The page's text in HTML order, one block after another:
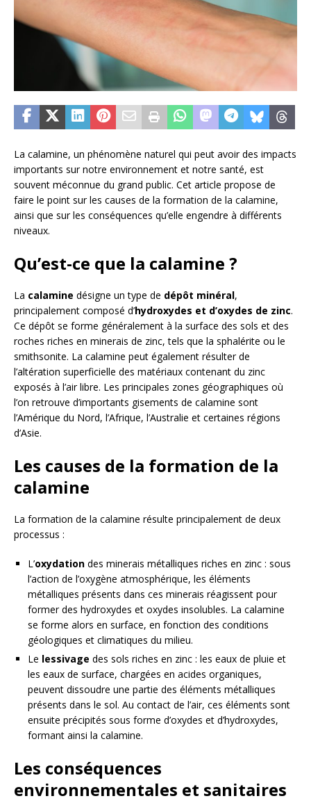
La calamine, un phénomène naturel qui peut avoir des impacts
importants sur notre environnement et notre santé, est
souvent méconnue du grand public. Cet article propose de
faire le point sur les causes de la formation de la calamine,
ainsi que sur les conséquences qu’elle engendre à différents
niveaux.
Qu’est-ce que la calamine ?
La calamine désigne un type de dépôt minéral,
principalement composé d’hydroxydes et d’oxydes de zinc.
Ce dépôt se forme généralement à la surface des sols et des
roches riches en minerais de zinc, tels que la sphalérite ou le
smithsonite. La calamine peut également résulter de
l’altération superficielle des matériaux contenant du zinc
exposés à l’air libre. Les principales zones géographiques où
l’on retrouve d’importants gisements de calamine sont
l’Amérique du Nord, l’Afrique, l’Australie et certaines régions
d’Asie.
Les causes de la formation de la
calamine
La formation de la calamine résulte principalement de deux
processus :
L’oxydation des minerais métalliques riches en zinc : sous
l’action de l’oxygène atmosphérique, les éléments
métalliques présents dans ces minerais réagissent pour
former des hydroxydes et oxydes insolubles. La calamine
se forme alors en surface, en fonction des conditions
géologiques et climatiques du milieu.
Le lessivage des sols riches en zinc : les eaux de pluie et
les eaux de surface, chargées en acides organiques,
peuvent dissoudre une partie des éléments métalliques
présents dans le sol. Au contact de l’air, ces éléments sont
ensuite précipités sous forme d’oxydes et d’hydroxydes,
formant ainsi la calamine.
Les conséquences
environnementales et sanitaires